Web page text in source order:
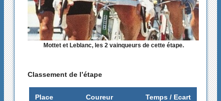
Mottet et Leblanc, les 2 vainqueurs de cette étape.
Classement de l’étape
Place Coureur Temps / Ecart